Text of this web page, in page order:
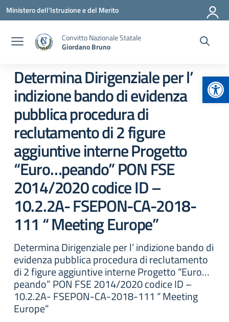
Vai ai contenuti
Vai al menu di navigazione
Vai al footer
Ministero dell'Istruzione e del Merito
Convitto Nazionale Statale
Giordano Bruno
Determina Dirigenziale per l’
indizione bando di evidenza
pubblica procedura di
reclutamento di 2 figure
aggiuntive interne Progetto
“Euro…peando” PON FSE
2014/2020 codice ID –
10.2.2A- FSEPON-CA-2018-
111 “ Meeting Europe”
Determina Dirigenziale per l’ indizione bando di
evidenza pubblica procedura di reclutamento
di 2 figure aggiuntive interne Progetto “Euro…
peando” PON FSE 2014/2020 codice ID –
10.2.2A- FSEPON-CA-2018-111 “ Meeting
Europe”